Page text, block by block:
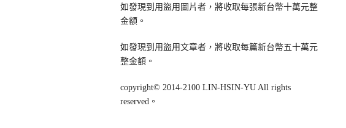
如發現到用盜用圖片者，將收取每張新台幣十萬元整
金額。
如發現到用盜用文章者，將收取每篇新台幣五十萬元
整金額。
copyright© 2014-2100 LIN-HSIN-YU All rights
reserved。